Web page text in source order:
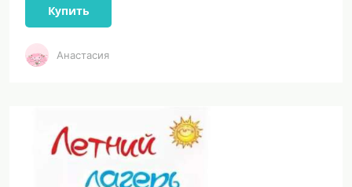
Купить
Анастасия